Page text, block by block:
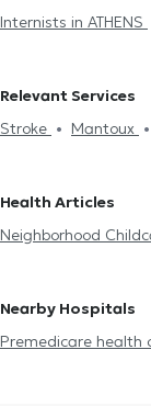
Internists in ATHENS
Internists in NEO
NEA IONIA
PAGRATI
Relevant Services
Stroke
Mantoux
Hypertension
Driving License
Health Articles
Neighborhood
Nearby Hospitals
Premedicare health